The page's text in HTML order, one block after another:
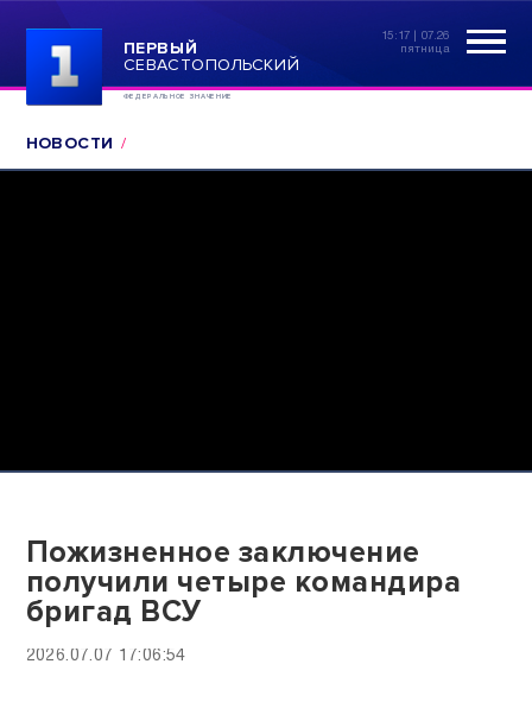
ПЕРВЫЙ
СЕВАСТОПОЛЬСКИЙ
ФЕДЕРАЛЬНОЕ ЗНАЧЕНИЕ
15:17 | 07.26
пятница
НОВОСТИ
Пожизненное заключение
получили четыре командира
бригад ВСУ
2026.07.07 17:06:54